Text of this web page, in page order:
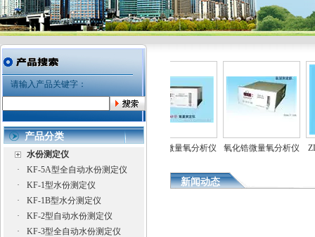
请输入产品关键字：
产品分类
水份测定仪
·
KF-5A型全自动水份测定仪
·
KF-1型水份测定仪
·
KF-1B型水分测定仪
·
KF-2型自动水份测定仪
·
KF-3型全自动水份测定仪
全自动水份测定仪 氧化锆微量氧分析仪 氧化锆微量氧分析仪 ZD-
新闻动态